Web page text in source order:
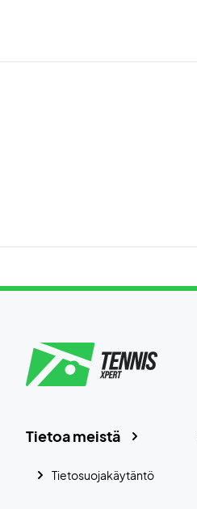
Tietoa meistä
Tietosuojakäytäntö